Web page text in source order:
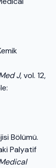
J, vol. 12,
Bölümü.
Palyatif